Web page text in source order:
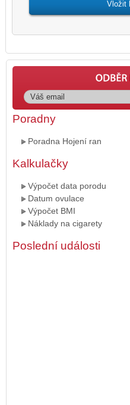
Poradny
Poradna Hojení ran
Kalkulačky
Výpočet data porodu
Datum ovulace
Výpočet BMI
Náklady na cigarety
Poslední události